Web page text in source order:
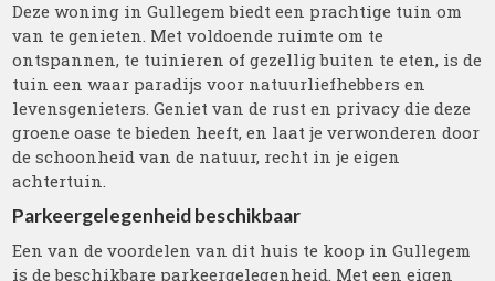
Deze woning in Gullegem biedt een prachtige tuin om
van te genieten. Met voldoende ruimte om te
ontspannen, te tuinieren of gezellig buiten te eten, is de
tuin een waar paradijs voor natuurliefhebbers en
levensgenieters. Geniet van de rust en privacy die deze
groene oase te bieden heeft, en laat je verwonderen door
de schoonheid van de natuur, recht in je eigen
achtertuin.
Parkeergelegenheid beschikbaar
Een van de voordelen van dit huis te koop in Gullegem
is de beschikbare parkeergelegenheid. Met een eigen